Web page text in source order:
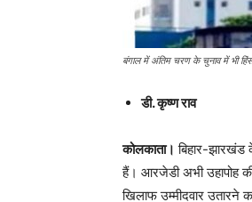
बंगाल में अंतिम चरण के चुनाव में भी
डी. कृष्ण राव
कोलकाता। बिहार-
हैं। आरजेडी अभी उहापोह
खिलाफ उम्मीदवार उतारने